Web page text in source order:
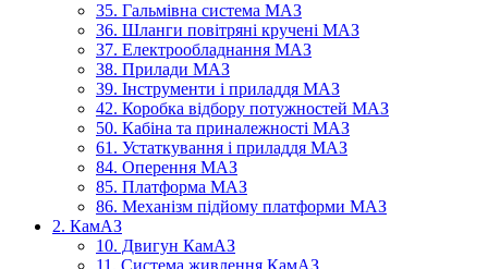
35. Гальмівна система МАЗ
36. Шланги повітряні кручені МАЗ
37. Електрообладнання МАЗ
38. Прилади МАЗ
39. Інструменти і приладдя МАЗ
42. Коробка відбору потужностей МАЗ
50. Кабіна та приналежності МАЗ
61. Устаткування і приладдя МАЗ
84. Оперення МАЗ
85. Платформа МАЗ
86. Механізм підйому платформи МАЗ
2. КамАЗ
10. Двигун КамАЗ
11. Система живлення КамАЗ